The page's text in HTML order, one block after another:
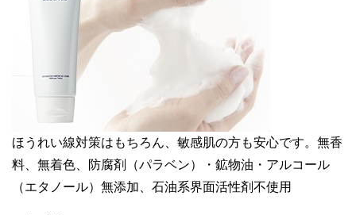
ほうれい線対策はもちろん、敏感肌の方も安心です。無香
料、無着色、防腐剤（パラベン）・鉱物油・アルコール
（エタノール）無添加、石油系界面活性剤不使用